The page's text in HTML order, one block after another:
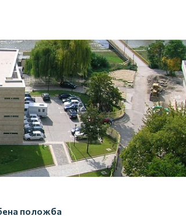
положба